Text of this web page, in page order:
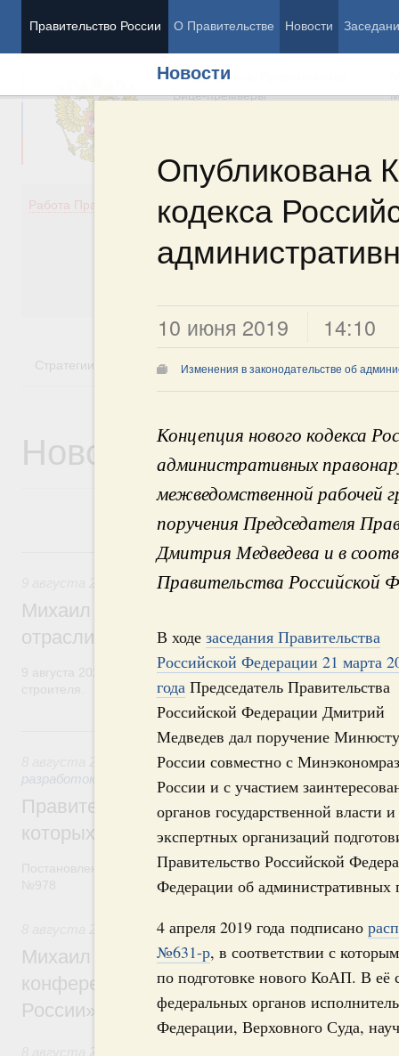
Правительство России О Правительстве Новости
Новости
Опубликована
кодекса
10 июня 2019 14:10
Изменения в законодательстве об
Концепция нового кодекса
административных
межведомственной рабочей
поручения Председателя
Дмитрия Медведева и в
Правительства Российской
В ходе заседания Правительства
Российской Федерации 21 марта
года Председатель Правительства
Российской Федерации Дмитрий
Медведев дал поручение Минюсту
России совместно с
России и с участием
органов государственной власти и
экспертных организаций
Правительство Российской
Федерации об административных
4 апреля 2019 года подписано
№631-р, в соответствии с
по подготовке нового КоАП. В её
федеральных органов
Федерации, Верховного Суда,
Председатель Правительства
Вице-премьеры
Работа Правительства
Демография
Здоровье
Культура
Стратегии Государственные программы
Новости
9 августа, воскресенье
Регулирование в сфере строительства
Михаил Мишустин поздравил
отрасли с профессиональным
9 августа 2026 года отмечается профессиональный праздник
8 августа, суббота
Государственная политика в сфере
разработок
Правительство расширило перечень
которых освобождаются от НДФЛ
Постановление от 5 августа 2026 года
Отрасль информационных технологий
Михаил Мишустин дал поручения по
конференции «Цифровая индустрия
России»